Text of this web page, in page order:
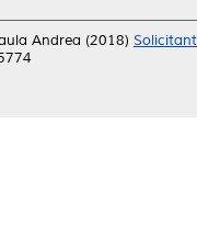
Andrea (2018)